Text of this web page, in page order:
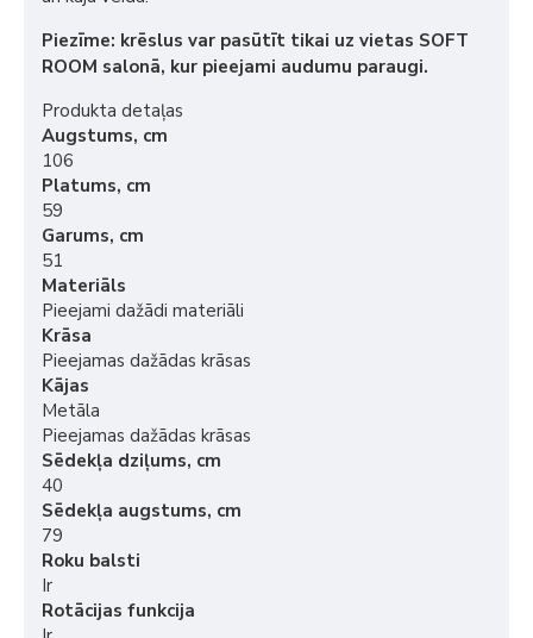
Piezīme: krēslus var pasūtīt tikai uz vietas SOFT
ROOM salonā, kur pieejami audumu paraugi.
Produkta detaļas
Augstums, cm
106
Platums, cm
59
Garums, cm
51
Materiāls
Pieejami dažādi materiāli
Krāsa
Pieejamas dažādas krāsas
Kājas
Metāla
Pieejamas dažādas krāsas
Sēdekļa dziļums, cm
40
Sēdekļa augstums, cm
79
Roku balsti
Ir
Rotācijas funkcija